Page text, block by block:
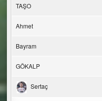
TAŞO
Ahmet
Bayram
GÖKALP
Sertaç